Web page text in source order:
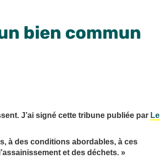
bien commun
J’ai signé cette tribune publiée par Le
à des conditions abordables, à ces
et des déchets. »